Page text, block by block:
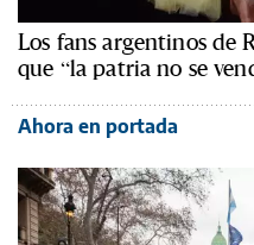
Los fans argentinos de
que “la patria no se
Ahora en portada